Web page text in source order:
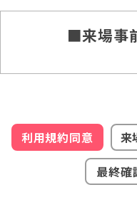
■来場事
利用規約同意 来
最終確